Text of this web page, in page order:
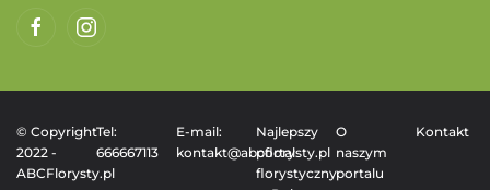
© Copyright
2022 -
ABCFlorysty.pl
Tel:
666667113
E-mail:
kontakt@abcflorysty.pl
Najlepszy
portal
florystyczny
O
naszym
portalu
Kontakt